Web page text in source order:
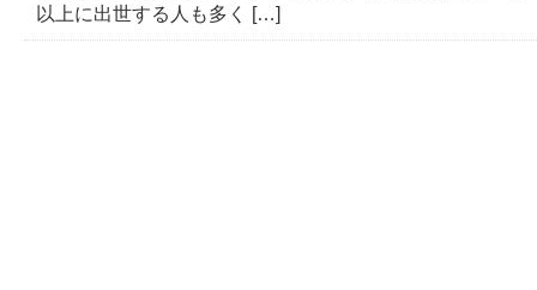
以上に出世する人も多く […]